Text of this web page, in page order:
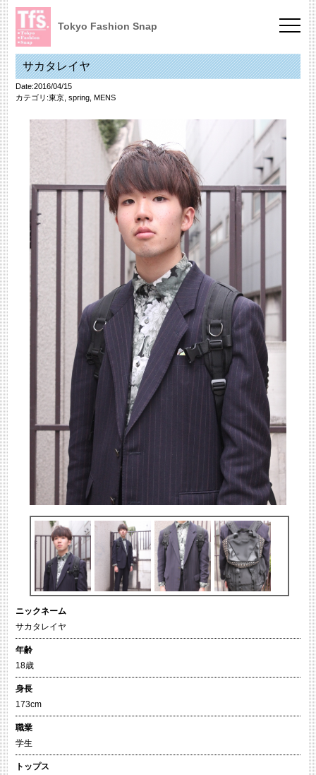
Tokyo Fashion Snap
サカタレイヤ
Date:2016/04/15
カテゴリ:東京, spring, MENS
ニックネーム
サカタレイヤ
年齢
18歳
身長
173cm
職業
学生
トップス